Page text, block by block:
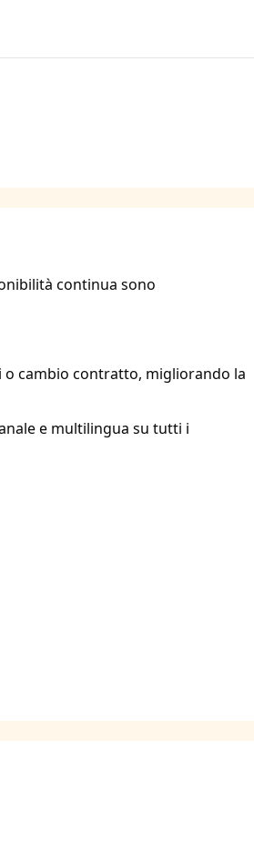
continua sono
cambio contratto, migliorando la
e multilingua su tutti i